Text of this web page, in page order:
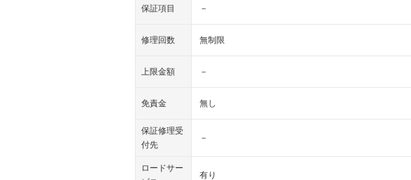
保証項目 －
修理回数 無制限
上限金額 －
免責金 無し
保証修理受
付先
－
ロードサー
有り